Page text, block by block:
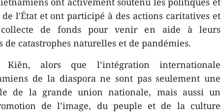
l'État et ont participé à des actions caritatives et
de fonds pour venir en aide à leurs
de catastrophes naturelles et de pandémies.
Kiên, alors que l’intégration internationale
de la diaspora ne sont pas seulement une
de la grande union nationale, mais aussi un
de l’image, du peuple et de la culture